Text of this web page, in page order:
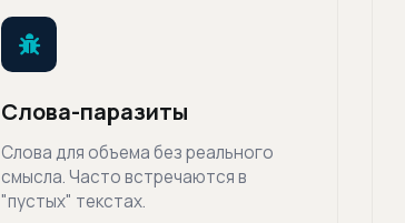
Слова-паразиты
Слова для объема без реального
смысла. Часто встречаются в
"пустых" текстах.